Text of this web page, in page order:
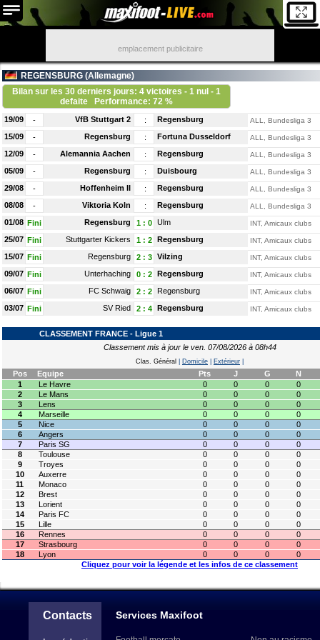
emplacement publicitaire
REGENSBURG (Allemagne)
Bilan sur les 30 derniers jours: 4 victoires - 1 nul - 1
defaite
Performance: 72 %
19/09 - VfB Stuttgart 2 : Regensburg ALL, Bundesliga 3
15/09 - Regensburg : Fortuna Dusseldorf ALL, Bundesliga 3
12/09 - Alemannia Aachen : Regensburg ALL, Bundesliga 3
05/09 - Regensburg : Duisbourg ALL, Bundesliga 3
29/08 - Hoffenheim II : Regensburg ALL, Bundesliga 3
08/08 - Viktoria Koln : Regensburg ALL, Bundesliga 3
01/08 Fini Regensburg 1: 0 Ulm INT, Amicaux clubs
25/07 Fini Stuttgarter Kickers 1: 2 Regensburg INT, Amicaux clubs
15/07 Fini Regensburg 2: 3 Vilzing INT, Amicaux clubs
09/07 Fini Unterhaching 0: 2 Regensburg INT, Amicaux clubs
06/07 Fini FC Schwaig 2: 2 Regensburg INT, Amicaux clubs
03/07 Fini SV Ried 2: 4 Regensburg INT, Amicaux clubs
CLASSEMENT FRANCE - Ligue 1
Classement mis à jour le ven. 07/08/2026 à 08h44
Clas. Général Domicile Extérieur
Pos Equipe Pts J G
N
1
Le Havre 0 0 0
0
2
Le Mans 0 0 0
0
3
Lens 0 0 0
0
4
Marseille 0 0 0
0
5
Nice 0 0 0
0
6
Angers 0 0 0
0
7
Paris SG 0 0 0
0
8
Toulouse 0 0 0
0
9
Troyes 0 0 0
0
10
Auxerre 0 0 0
0
11
Monaco 0 0 0
0
12
Brest 0 0 0
0
13
Lorient 0 0 0
0
14
Paris FC 0 0 0
0
15
Lille 0 0 0
0
16
Rennes 0 0 0
0
17
Strasbourg 0 0 0
0
18
Lyon 0 0 0
0
Cliquez pour voir la légende et les infos de ce classement
Contacts Services Maxifoot